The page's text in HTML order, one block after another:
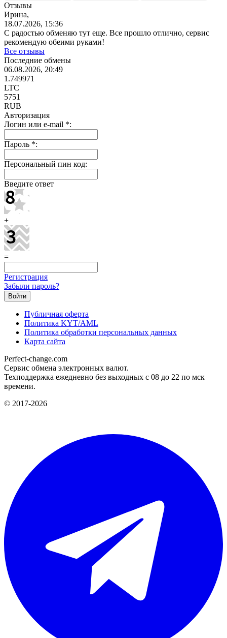
Отзывы
Ирина,
18.07.2026, 15:36
С радостью обменяю тут еще. Все прошло отлично, сервис
рекомендую обеими руками!
Все отзывы
Последние обмены
06.08.2026, 20:49
1.749971
LTC
5751
RUB
Авторизация
Логин или e-mail *:
Пароль *:
Персональный пин код:
Введите ответ
+
=
Регистрация
Забыли пароль?
Публичная оферта
Политика KYT/AML
Политика обработки персональных данных
Карта сайта
Perfect-change.com
Сервис обмена электронных валют.
Техподдержка ежедневно без выходных с 08 до 22 по мск
времени.
© 2017-2026